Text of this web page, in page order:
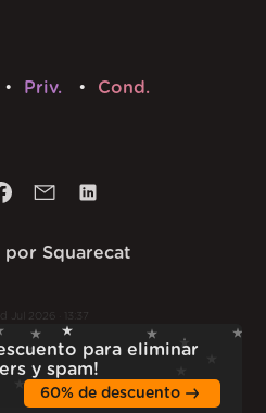
para eliminar
y spam!
60% de descuento
Priv. Cond.
por Squarecat
Jul 2026 · 13:37
v 1.55.1